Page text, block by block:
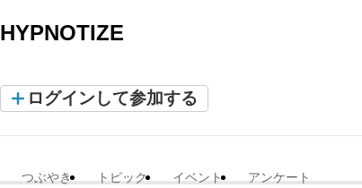
HYPNOTIZE
ログインして参加する
つぶやき トピック イベント アンケート